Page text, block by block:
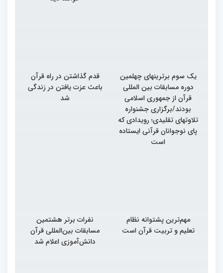
یک سوم برترینهای چهلمین
دوره مسابقات بین المللی
قرآن از جمهوری اسلامی
بودند/برگزاری جشنواره
تلاوتهای تقلیدی؛ رویدادی که
پای نوجوانان قرآنی ایستاده
است
قدم گذاشتن در راه قرآن
باعث عزت یافتن در زندگی
شد
مهم‌ترین پشتوانه نظام
تعلیم و تربیت قرآن است
نفرات برتر هشتمین
مسابقات بین‌المللی قرآن
دانش‌آموزی اعلام شد